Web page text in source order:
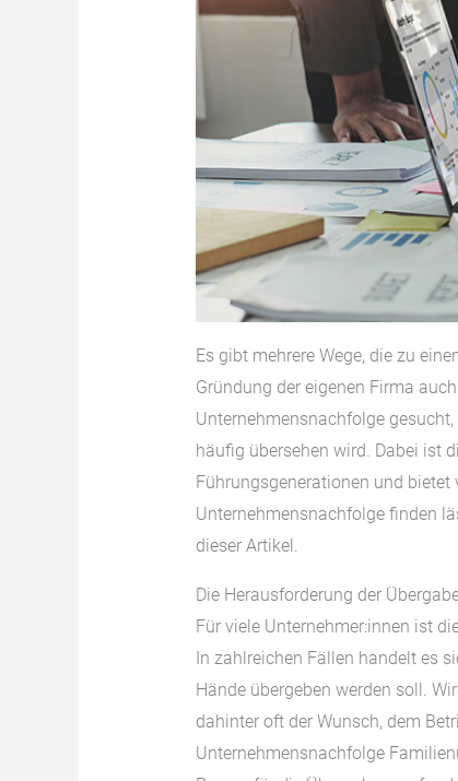
Es gibt mehrere Wege, die zu
Gründung der eigenen Firma
Unternehmensnachfolge
häufig übersehen wird. Dabei ist
Führungsgenerationen und
Unternehmensnachfolge finden
dieser Artikel.
Die Herausforderung der
Für viele Unternehmer:innen ist
In zahlreichen Fällen handelt es
Hände übergeben werden soll.
dahinter oft der Wunsch, dem
Unternehmensnachfolge